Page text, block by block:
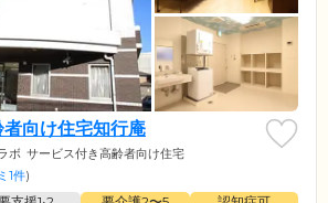
向け住宅知行庵
ボ サービス付き高齢者向け住宅
1件)